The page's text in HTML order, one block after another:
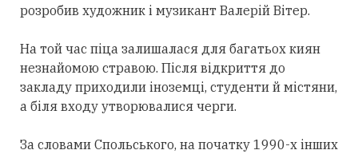
розробив художник і музикант Валерій Вітер.
На той час піца залишалася для багатьох киян
незнайомою стравою. Після відкриття до
закладу приходили іноземці, студенти й містяни,
а біля входу утворювалися черги.
За словами Спольського, на початку 1990-х інших